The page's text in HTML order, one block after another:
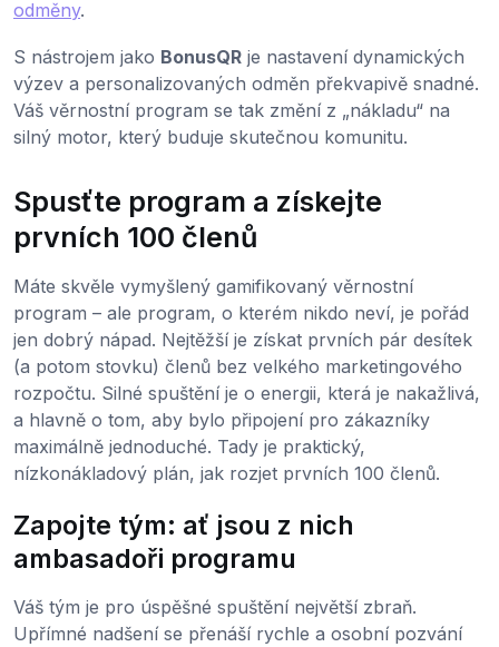
odměny.
S nástrojem jako BonusQR je nastavení dynamických
výzev a personalizovaných odměn překvapivě snadné.
Váš věrnostní program se tak změní z „nákladu“ na
silný motor, který buduje skutečnou komunitu.
Spusťte program a získejte
prvních 100 členů
Máte skvěle vymyšlený gamifikovaný věrnostní
program – ale program, o kterém nikdo neví, je pořád
jen dobrý nápad. Nejtěžší je získat prvních pár desítek
(a potom stovku) členů bez velkého marketingového
rozpočtu. Silné spuštění je o energii, která je nakažlivá,
a hlavně o tom, aby bylo připojení pro zákazníky
maximálně jednoduché. Tady je praktický,
nízkonákladový plán, jak rozjet prvních 100 členů.
Zapojte tým: ať jsou z nich
ambasadoři programu
Váš tým je pro úspěšné spuštění největší zbraň.
Upřímné nadšení se přenáší rychle a osobní pozvání